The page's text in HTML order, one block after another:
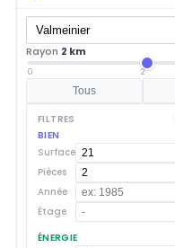
Rayon 2 km
0 2
Tous
FILTRES
BIEN
Surface
Pièces
Année
Étage
ÉNERGIE